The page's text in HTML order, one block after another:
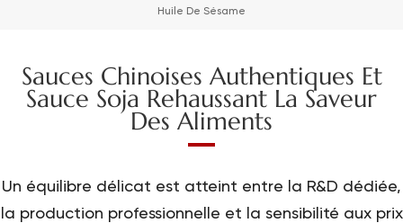
русский
Huile De Sésame
Sauces Chinoises Authentiques Et
Sauce Soja Rehaussant La Saveur
Des Aliments
Un équilibre délicat est atteint entre la R&D dédiée,
la production professionnelle et la sensibilité aux prix